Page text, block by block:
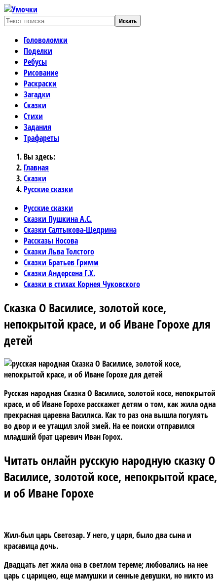
Искать
Головоломки
Поделки
Ребусы
Рисование
Раскраски
Загадки
Сказки
Стихи
Задания
Трафареты
Вы здесь:
Главная
Сказки
Русские сказки
Русские сказки
Сказки Пушкина А.С.
Сказки Салтыкова-Щедрина
Рассказы Носова
Сказки Льва Толстого
Сказки Братьев Гримм
Сказки Андерсена Г.Х.
Сказки в стихах Корнея Чуковского
Сказка О Василисе, золотой косе,
непокрытой красе, и об Иване Горохе для
детей
Русская народная Сказка О Василисе, золотой косе, непокрытой
красе, и об Иване Горохе расскажет детям о том, как жила одна
прекрасная царевна Василиса. Как то раз она вышла погулять
во двор и ее утащил злой змей. На ее поиски отправился
младший брат царевич Иван Горох.
Читать онлайн русскую народную сказку О
Василисе, золотой косе, непокрытой красе,
и об Иване Горохе
Жил-был царь Светозар. У него, у царя, было два сына и
красавица дочь.
Двадцать лет жила она в светлом тереме; любовались на нее
царь с царицею, еще мамушки и сенные девушки, но никто из